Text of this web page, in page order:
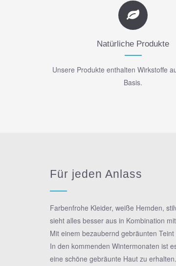
Natürliche Produkte
Unsere Produkte enthalten Wirkstoffe
Basis.
Für jeden Anlass
Farbenfrohe Kleider, weiße Hemden,
sieht alles besser aus in Kombination
Mit einem bezaubernd gebräunten
In den kommenden Wintermonaten ist
eine schöne gebräunte Haut zu erhalten.